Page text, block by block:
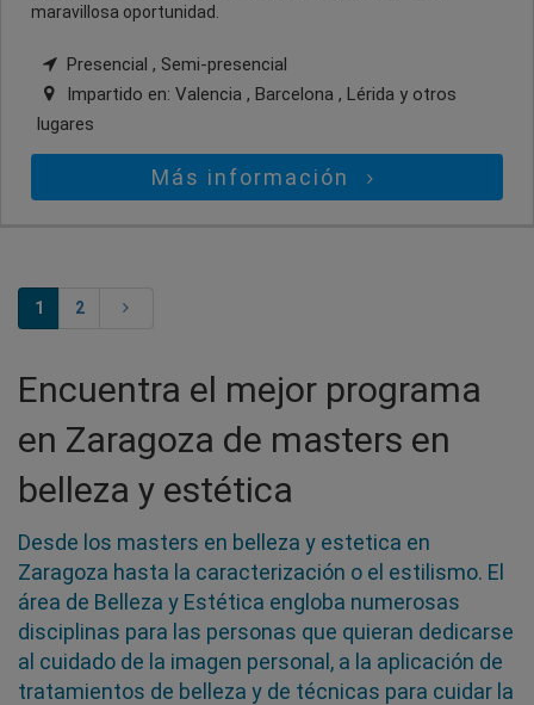
maravillosa oportunidad.
Presencial , Semi-presencial
Impartido en: Valencia , Barcelona , Lérida y otros
lugares
Más información
1 2
Encuentra el mejor programa
en Zaragoza de masters en
belleza y estética
Desde los masters en belleza y estetica en
Zaragoza hasta la caracterización o el estilismo. El
área de Belleza y Estética engloba numerosas
disciplinas para las personas que quieran dedicarse
al cuidado de la imagen personal, a la aplicación de
tratamientos de belleza y de técnicas para cuidar la